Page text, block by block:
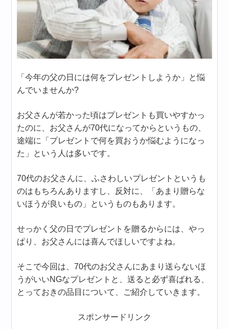
「今年の父の日には何をプレゼントしようか」と悩
んでいませんか?
お父さんが若かった頃はプレゼントも買いやすかっ
たのに、お父さんが70代になってからというもの、
途端に「プレゼントで何を買おうか悩むようになっ
た」という人は多いです。
70代のお父さんに、ふさわしいプレゼントというも
のはもちろんありますし、反対に、「あまり贈らな
いほうが良いもの」というものもあります。
せっかく父の日でプレゼントを贈るからには、やっ
ぱり、お父さんには喜んでほしいですよね。
そこで今回は、70代のお父さんにあまり送らないほ
うがいいNGなプレゼントと、送ると必ず喜ばれる、
とっておきの品目について、ご紹介していきます。
スポンサードリンク